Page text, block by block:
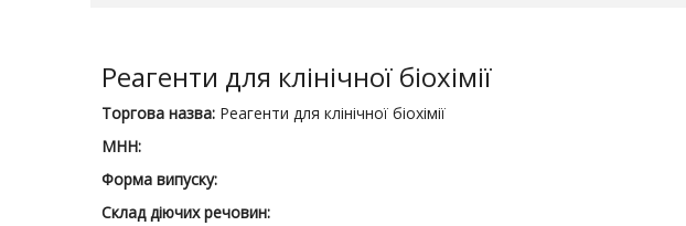
Реагенти для клінічної біохімії
Торгова назва: Реагенти для клінічної біохімії
МНН:
Форма випуску:
Склад діючих речовин: